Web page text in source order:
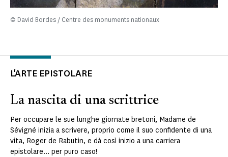
© David Bordes / Centre des monuments nationaux
L'ARTE EPISTOLARE
La nascita di una scrittrice
Per occupare le sue lunghe giornate bretoni, Madame de
Sévigné inizia a scrivere, proprio come il suo confidente di una
vita, Roger de Rabutin, e dà così inizio a una carriera
epistolare... per puro caso!